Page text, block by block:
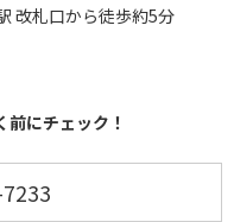
改札口から徒歩約5分
にチェック！